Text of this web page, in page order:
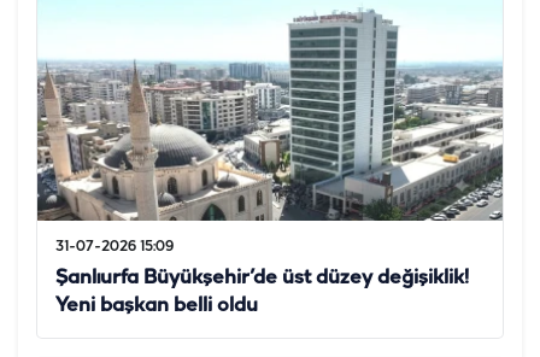
31-07-2026 15:09
Şanlıurfa Büyükşehir’de üst düzey değişiklik!
Yeni başkan belli oldu